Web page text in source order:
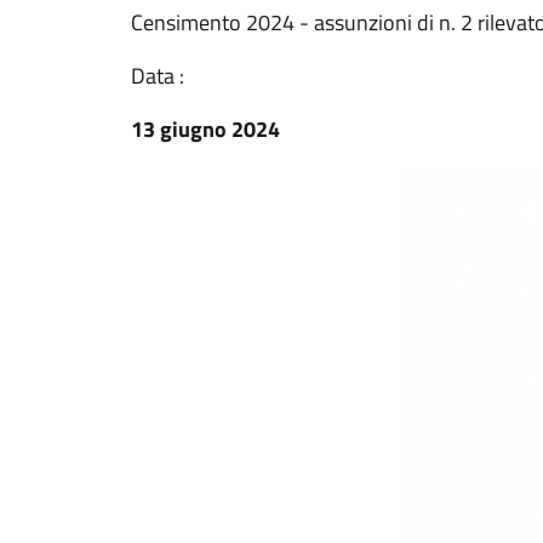
Censimento 2024 - assunzioni di n. 2
Data :
13 giugno 2024